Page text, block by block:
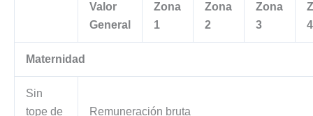
Valor
General
Zona
1
Zona
2
Zona
3
4
Maternidad
Sin
tope de
Remuneración bruta